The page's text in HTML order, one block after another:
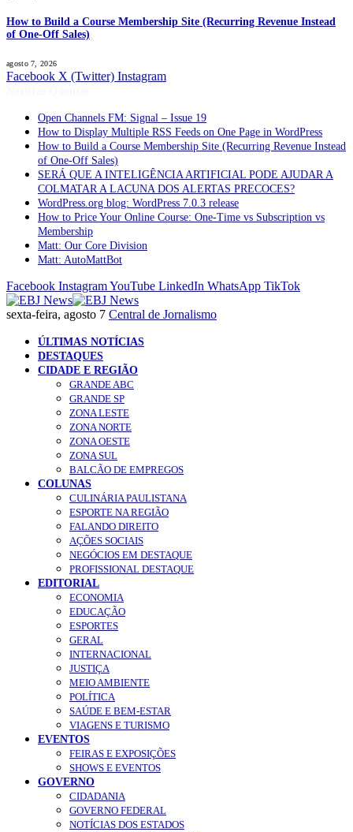
How to Build a Course Membership Site (Recurring Revenue Instead
of One-Off Sales)
agosto 7, 2026
Facebook X (Twitter) Instagram
Open Channels FM: Signal – Issue 19
How to Display Multiple RSS Feeds on One Page in WordPress
How to Build a Course Membership Site (Recurring Revenue Instead
of One-Off Sales)
SERÁ QUE A INTELIGÊNCIA ARTIFICIAL PODE AJUDAR A
COLMATAR A LACUNA DOS ALERTAS PRECOCES?
WordPress.org blog: WordPress 7.0.3 release
How to Price Your Online Course: One-Time vs Subscription vs
Membership
Matt: Our Core Division
Matt: AutoMattBot
Facebook InstagramYouTube LinkedIn WhatsApp TikTok
sexta-feira, agosto 7 Central de Jornalismo
ÚLTIMAS NOTÍCIAS
DESTAQUES
CIDADE E REGIÃO
GRANDE ABC
GRANDE SP
ZONA LESTE
ZONA NORTE
ZONA OESTE
ZONA SUL
BALCÃO DE EMPREGOS
COLUNAS
CULINÁRIA PAULISTANA
ESPORTE NA REGIÃO
FALANDO DIREITO
AÇÕES SOCIAIS
NEGÓCIOS EM DESTAQUE
PROFISSIONAL DESTAQUE
EDITORIAL
ECONOMIA
EDUCAÇÃO
ESPORTES
GERAL
INTERNACIONAL
JUSTIÇA
MEIO AMBIENTE
POLÍTICA
SAÚDE E BEM-ESTAR
VIAGENS E TURISMO
EVENTOS
FEIRAS E EXPOSIÇÕES
SHOWS E EVENTOS
GOVERNO
CIDADANIA
GOVERNO FEDERAL
NOTÍCIAS DOS ESTADOS